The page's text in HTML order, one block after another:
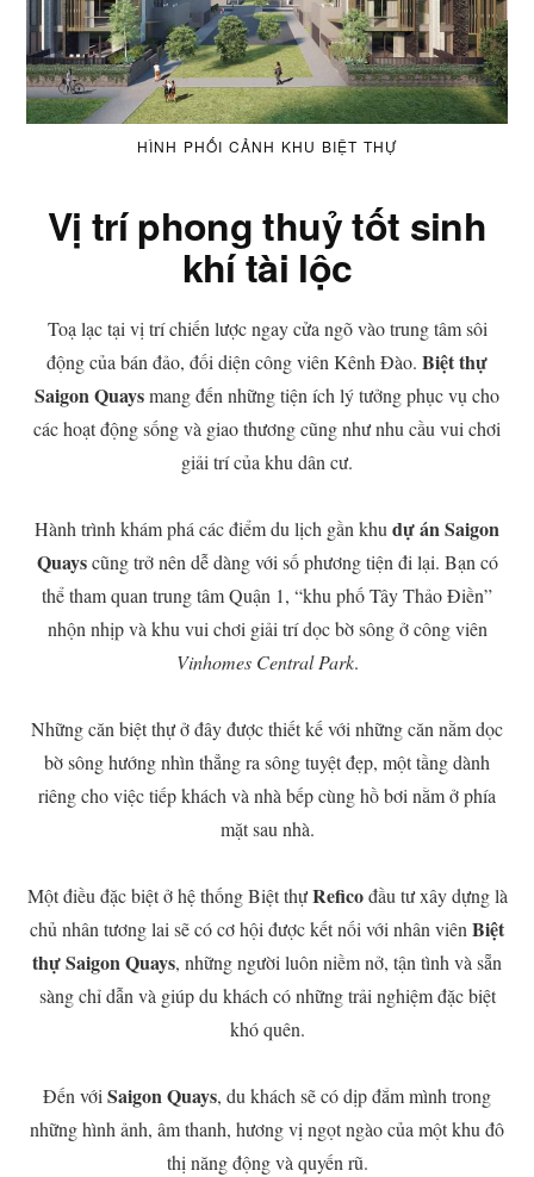
HÌNH PHỐI CẢNH KHU BIỆT THỰ
Vị trí phong thuỷ tốt sinh
khí tài lộc
Toạ lạc tại vị trí chiến lược ngay cửa ngõ vào trung tâm sôi
động của bán đảo, đối diện công viên Kênh Đào. Biệt thự
Saigon Quaysmang đến những tiện ích lý tưởng phục vụ cho
các hoạt động sống và giao thương cũng như nhu cầu vui chơi
giải trí của khu dân cư.
Hành trình khám phá các điểm du lịch gần khudự án Saigon
Quayscũng trở nên dễ dàng với số phương tiện đi lại. Bạn có
thể tham quan trung tâm Quận 1, “khu phố Tây Thảo Điền”
nhộn nhịp và khu vui chơi giải trí dọc bờ sông ở công viên
Vinhomes Central Park.
Những căn biệt thự ở đây được thiết kế với những căn nằm dọc
bờ sông hướng nhìn thẳng ra sông tuyệt đẹp, một tầng dành
riêng cho việc tiếp khách và nhà bếp cùng hồ bơi nằm ở phía
mặt sau nhà.
Một điều đặc biệt ở hệ thống Biệt thựReficođầu tư xây dựng là
chủ nhân tương lai sẽ có cơ hội được kết nối với nhân viênBiệt
thự Saigon Quays, những người luôn niềm nở, tận tình và sẵn
sàng chỉ dẫn và giúp du khách có những trải nghiệm đặc biệt
khó quên.
Đến vớiSaigon Quays, du khách sẽ có dịp đắm mình trong
những hình ảnh, âm thanh, hương vị ngọt ngào của một khu đô
thị năng động và quyến rũ.